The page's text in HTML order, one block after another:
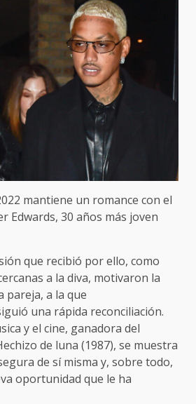
mantiene un romance con el
Edwards, 30 años más joven
que recibió por ello, como
a la diva, motivaron la
pareja, a la que
una rápida reconciliación.
y el cine, ganadora del
de luna (1987), se muestra
de sí misma y, sobre todo,
oportunidad que le ha